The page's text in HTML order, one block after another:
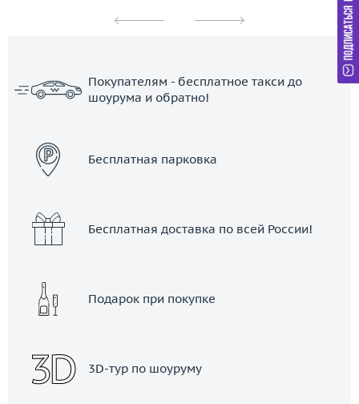
Покупателям - бесплатное такси до
шоурума и обратно!
Бесплатная парковка
Бесплатная доставка по всей России!
Подарок при покупке
3D-тур по шоуруму